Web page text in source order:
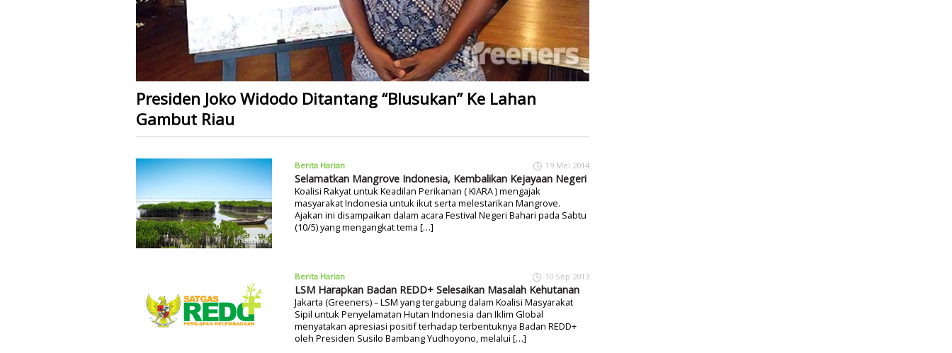
Presiden Joko Widodo Ditantang “Blusukan” Ke Lahan
Gambut Riau
Berita Harian 19 Mei 2014
Selamatkan Mangrove Indonesia, Kembalikan Kejayaan Negeri
Koalisi Rakyat untuk Keadilan Perikanan ( KIARA ) mengajak
masyarakat Indonesia untuk ikut serta melestarikan Mangrove.
Ajakan ini disampaikan dalam acara Festival Negeri Bahari pada Sabtu
(10/5) yang mengangkat tema […]
Berita Harian 10 Sep 2013
LSM Harapkan Badan REDD+ Selesaikan Masalah Kehutanan
Jakarta (Greeners) – LSM yang tergabung dalam Koalisi Masyarakat
Sipil untuk Penyelamatan Hutan Indonesia dan Iklim Global
menyatakan apresiasi positif terhadap terbentuknya Badan REDD+
oleh Presiden Susilo Bambang Yudhoyono, melalui […]